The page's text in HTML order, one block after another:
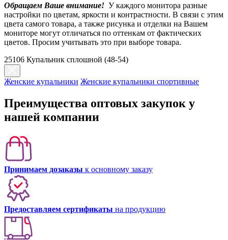
Обращаем Ваше внимание! У каждого монитора разные
настройки по цветам, яркости и контрастности. В связи с этим
цвета самого товара, а также рисунка и отделки на Вашем
мониторе могут отличаться по оттенкам от фактических
цветов. Просим учитывать это при выборе товара.
25106 Купальник сплошной (48-54)
Женские купальники Женские купальники спортивные
Преимущества оптовых закупок у
нашей компании
Принимаем дозаказы к основному заказу
Предоставляем сертификаты на продукцию